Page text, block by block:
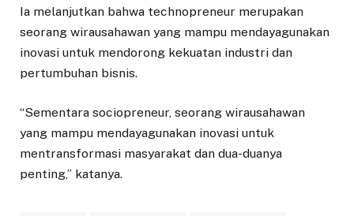
Ia melanjutkan bahwa technopreneur merupakan
seorang wirausahawan yang mampu mendayagunakan
inovasi untuk mendorong kekuatan industri dan
pertumbuhan bisnis.
“Sementara sociopreneur, seorang wirausahawan
yang mampu mendayagunakan inovasi untuk
mentransformasi masyarakat dan dua-duanya
penting,” katanya.